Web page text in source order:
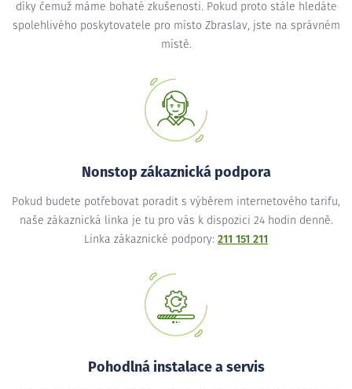
díky čemuž máme bohaté zkušenosti. Pokud proto stále hledáte
spolehlivého poskytovatele pro místo Zbraslav, jste na správném
místě.
Nonstop zákaznická podpora
Pokud budete potřebovat poradit s výběrem internetového tarifu,
naše zákaznická linka je tu pro vás k dispozici 24 hodin denně.
Linka zákaznické podpory: 211 151 211
Pohodlná instalace a servis